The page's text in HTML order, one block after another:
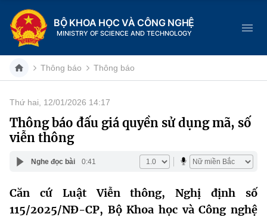
BỘ KHOA HỌC VÀ CÔNG NGHỆ
MINISTRY OF SCIENCE AND TECHNOLOGY
Danh mục
Trang chủ
Giới thiệu
Chức năng nhiệm vụ
Tin tức sự kiện
Thông báo Thông báo
Thứ hai, 12/01/2026 14:17
Thông báo đấu giá quyền sử dụng mã, số
viễn thông
Nghe đọc bài 0:41
Căn cứ Luật Viễn thông, Nghị định số
115/2025/NĐ-CP, Bộ Khoa học và Công nghệ